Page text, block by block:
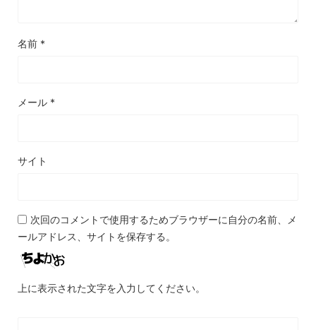
名前 *
メール *
サイト
次回のコメントで使用するためブラウザーに自分の名前、メ
ールアドレス、サイトを保存する。
上に表示された文字を入力してください。